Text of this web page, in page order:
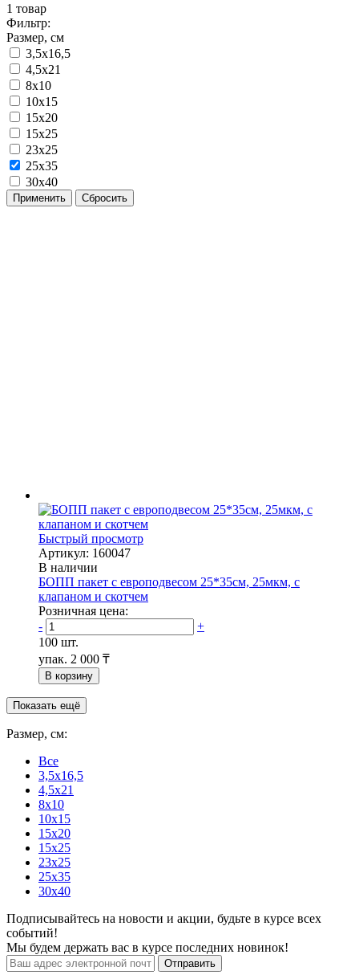
1 товар
Фильтр:
Размер, см
3,5х16,5
4,5х21
8x10
10x15
15x20
15x25
23x25
25x35
30x40
Применить Сбросить
Быстрый просмотр
Артикул: 160047
В наличии
БОПП пакет с европодвесом 25*35см, 25мкм, с
клапаном и скотчем
Розничная цена:
-
+
100 шт.
упак. 2 000 ₸
В корзину
Показать ещё
Размер, см:
Все
3,5х16,5
4,5х21
8x10
10x15
15x20
15x25
23x25
25x35
30x40
Подписывайтесь на новости и акции, будьте в курсе всех
событий!
Мы будем держать вас в курсе последних новинок!